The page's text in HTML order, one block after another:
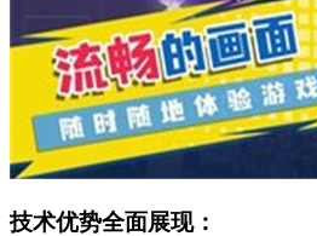
技术优势全面展现：